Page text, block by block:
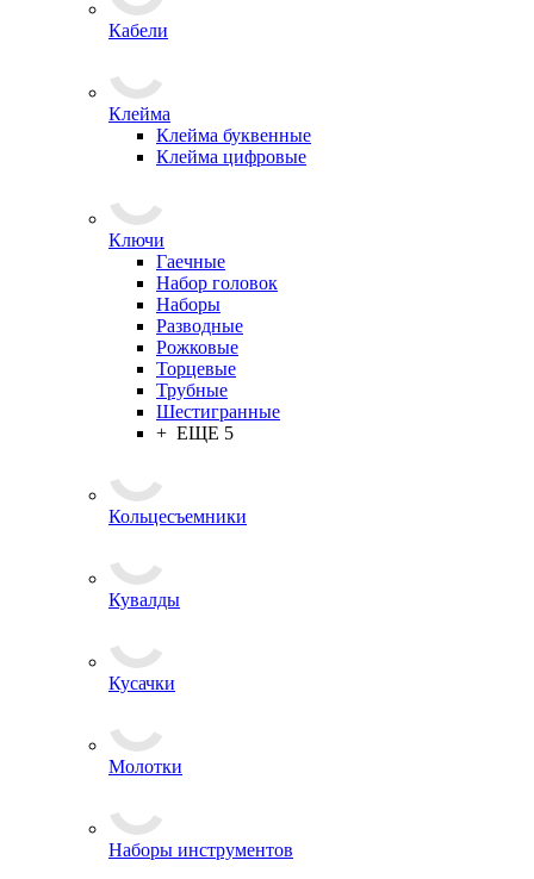
Кабели
Клейма
Клейма буквенные
Клейма цифровые
Ключи
Гаечные
Набор головок
Наборы
Разводные
Рожковые
Торцевые
Трубные
Шестигранные
+ ЕЩЕ 5
Кольцесъемники
Кувалды
Кусачки
Молотки
Наборы инструментов